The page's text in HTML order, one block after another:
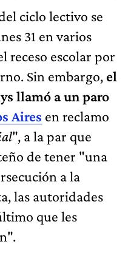
ciclo lectivo se
31 en varios
receso escolar por
Sin embargo, el
llamó a un paro
Aires en reclamo
", a la par que
de tener "una
a la
las autoridades
que les